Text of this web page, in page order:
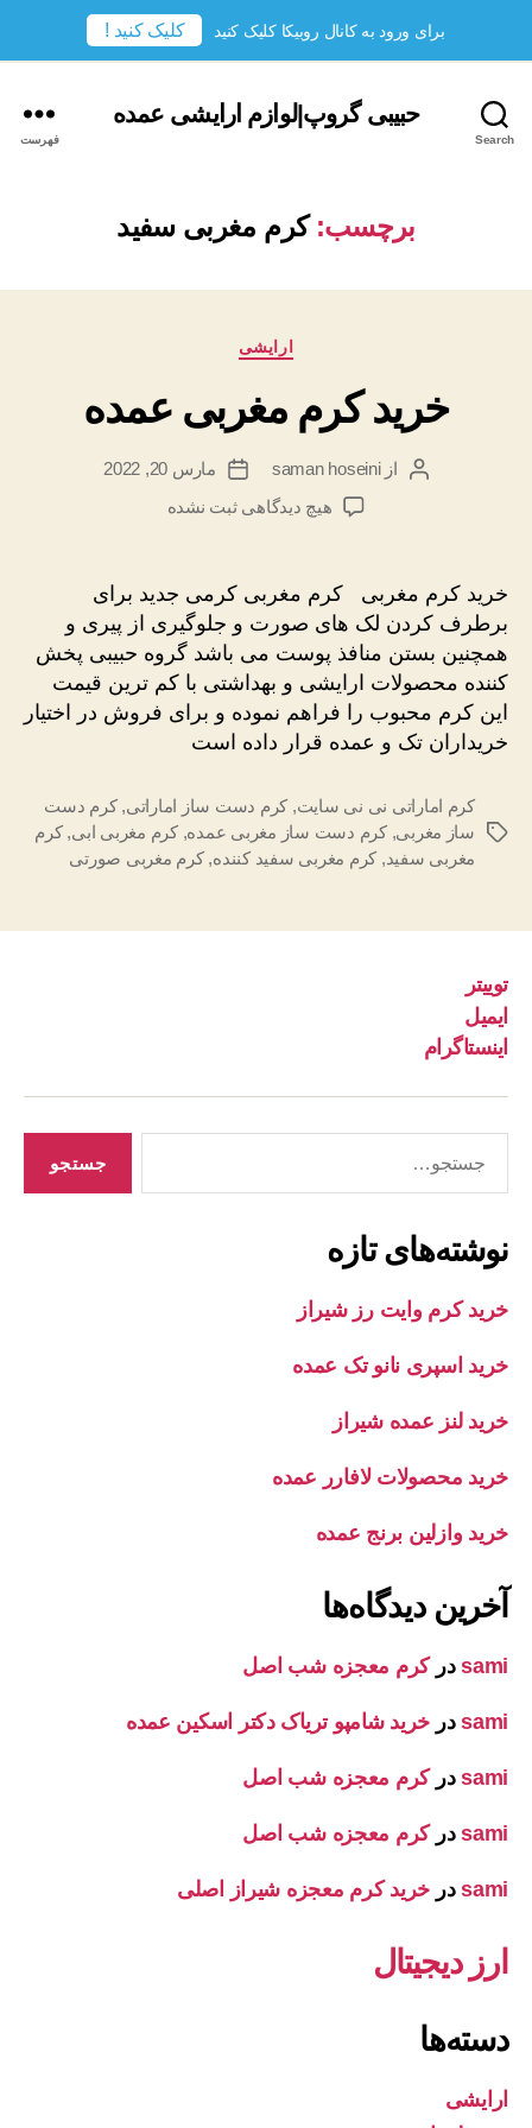
Search
حبیبی گروپ|لوازم ارایشی عمده
فهرست
برچسب: کرم مغربی سفید
دسته‌ها
ارایشی
خرید کرم مغربی عمده
نویسندهٔ
ازsaman hoseini
تاریخمارس 20, 2022
هیچ دیدگاهیبرای
مغربی
عمده
ثبت نشده
خرید کرم مغربی کرم مغربی کرمی جدید برای
برطرف کردن لک های صورت و جلوگیری از پیری و
همچنین بستن منافذ پوست می باشد گروه حبیبی پخش
کننده محصولات ارایشی و بهداشتی با کم ترین قیمت
این کرم محبوب را فراهم نموده و برای فروش در اختیار
خریداران تک و عمده قرار داده است
برچسب‌ها
کرم اماراتی نی نی سایت, کرم دست ساز اماراتی,کرم دست
ساز مغربی,کرم دست ساز مغربی عمده,کرم مغربی ابی,کرم
مغربی سفید, کرم مغربی سفید کننده,کرم مغربی صورتی
توییتر
ایمیل
اینستاگرام
نوشته‌های تازه
خرید کرم وایت رز شیراز
خرید اسپری نانو تک عمده
خرید لنز عمده شیراز
خرید محصولات لافارر عمده
خرید وازلین برنج عمده
آخرین دیدگاه‌ها
samiدرکرم معجزه شب اصل
samiدر خرید شامپو تریاک دکتر اسکین عمده
samiدرکرم معجزه شب اصل
samiدرکرم معجزه شب اصل
samiدر خرید کرم معجزه شیراز اصلی
ارز دیجیتال
دسته‌ها
ارایشی
برای ورود به کانال روبیکا کلیک کنید کلیک کنید !